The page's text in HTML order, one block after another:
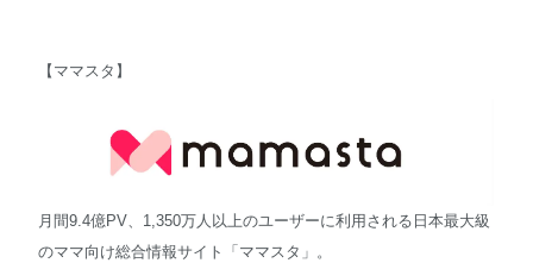
【ママスタ】
月間9.4億PV、1,350万人以上のユーザーに利用される日本最大級
のママ向け総合情報サイト「ママスタ」。